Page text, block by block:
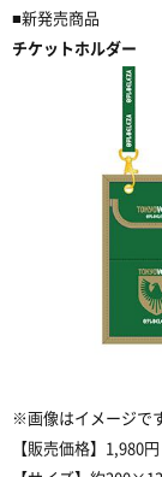
■新発売商品
チケットホルダー
※画像はイメージで
【販売価格】1,980円